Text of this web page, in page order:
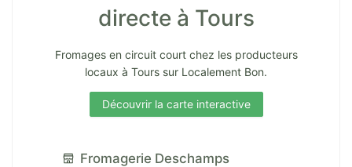
directe à Tours
Fromages en circuit court chez les producteurs
locaux à Tours sur Localement Bon.
Découvrir la carte interactive
Fromagerie Deschamps